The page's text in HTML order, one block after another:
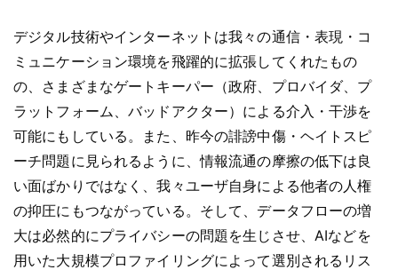
デジタル技術やインターネットは我々の通信・表現・コ
ミュニケーション環境を飛躍的に拡張してくれたもの
の、さまざまなゲートキーパー（政府、プロバイダ、プ
ラットフォーム、バッドアクター）による介入・干渉を
可能にもしている。また、昨今の誹謗中傷・ヘイトスピ
ーチ問題に見られるように、情報流通の摩擦の低下は良
い面ばかりではなく、我々ユーザ自身による他者の人権
の抑圧にもつながっている。そして、データフローの増
大は必然的にプライバシーの問題を生じさせ、AIなどを
用いた大規模プロファイリングによって選別されるリス